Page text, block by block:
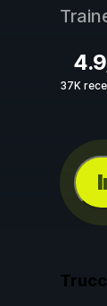
37K